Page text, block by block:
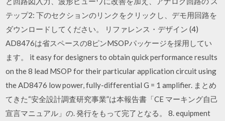
テップ2: 下のセクションのリンクをクリックし、デモ用回路を
ダウンロードしてください。 リファレンス・デザイン (4)
AD8476は省スペースの8ピンMSOPパッケージを採用してい
ます。 it easy for designers to obtain quick performance results
on the 8 lead MSOP for their particular application circuit using
the AD8476 low power, fully-differential G = 1 amplifier. まとめ
てきた“安全設計調査研究事業”は本報告書「CE マーキング自己
宣言マニュアル」の. 発行をもって完了となる。 8. equipment